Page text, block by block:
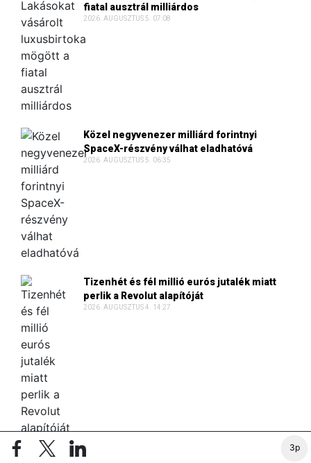
3p
fiatal ausztrál milliárdos
2026. AUGUSZTUS 5. 07:08
Közel negyvenezer milliárd forintnyi
SpaceX-részvény válhat eladhatóvá
2026. AUGUSZTUS 5. 06:35
Tizenhét és fél millió eurós jutalék miatt
perlik a Revolut alapítóját
2026. AUGUSZTUS 4. 14:27
TOVÁBBI HÍREK >